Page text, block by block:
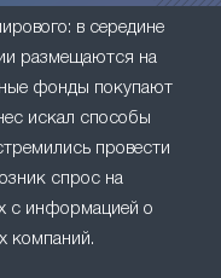
в середине
размещаются на
фонды покупают
искал способы
провести
спрос на
с информацией о
компаний.